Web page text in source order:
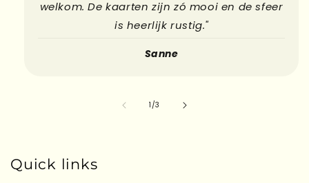
welkom. De kaarten zijn zó mooi en de sfeer
is heerlijk rustig."
Sanne
1/su
3
Quick links